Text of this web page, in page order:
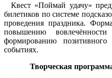
Квест «Поймай удачу»
билетиков по системе
проведения праздника.
повышению
формированию
событиях.
Творческая